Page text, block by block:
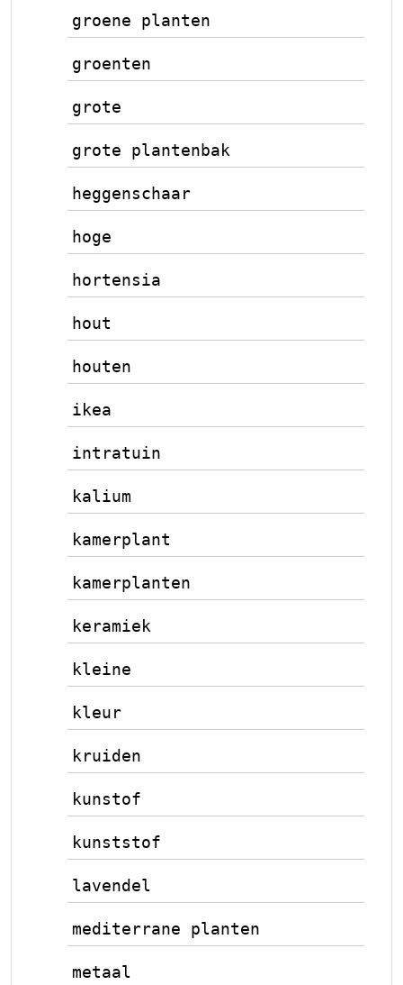
groene planten
groenten
grote
grote plantenbak
heggenschaar
hoge
hortensia
hout
houten
ikea
intratuin
kalium
kamerplant
kamerplanten
keramiek
kleine
kleur
kruiden
kunstof
kunststof
lavendel
mediterrane planten
metaal